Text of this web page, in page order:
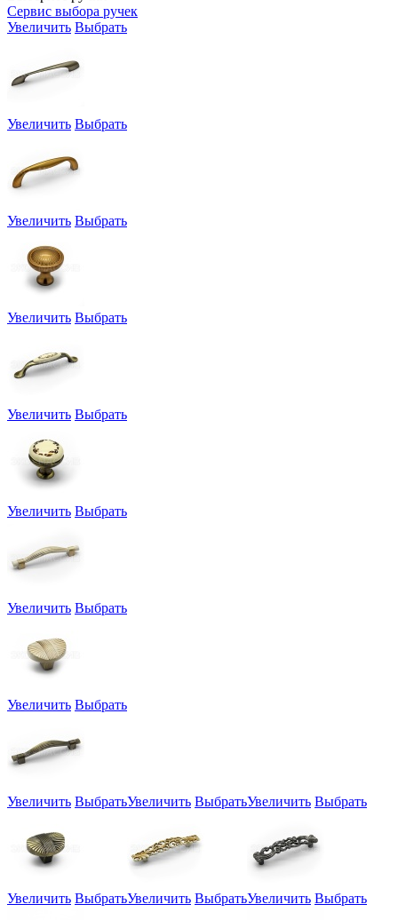
Сервис выбора ручек
Увеличить Выбрать
Увеличить Выбрать
Увеличить Выбрать
Увеличить Выбрать
Увеличить Выбрать
Увеличить Выбрать
Увеличить Выбрать
Увеличить Выбрать
Увеличить ВыбратьУвеличить ВыбратьУвеличить Выбрать
Увеличить ВыбратьУвеличить ВыбратьУвеличить Выбрать